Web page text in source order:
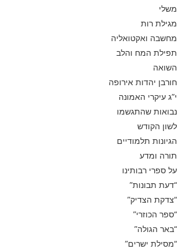
משלי
מגילת רות
מחשבה ואקטואליה
תפילת המח והלב
השואה
חורבן יהדות אירופה
י”ג עיקרי האמונה
נבואות שהתגשמו
לשון הקודש
הגיונות תלמודיים
תורה ומדע
על ספרי רבותינו
“דעת תבונות”
“צדקת הצדיק”
“ספר הכוזרי”
“באר הגולה”
“מסילת ישרים”